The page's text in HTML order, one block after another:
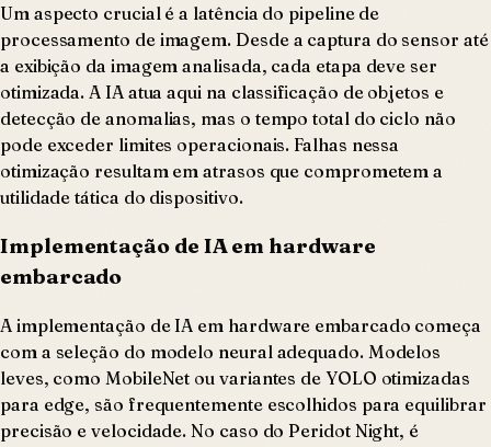
Um aspecto crucial é a latência do pipeline de
processamento de imagem. Desde a captura do sensor até
a exibição da imagem analisada, cada etapa deve ser
otimizada. A IA atua aqui na classificação de objetos e
detecção de anomalias, mas o tempo total do ciclo não
pode exceder limites operacionais. Falhas nessa
otimização resultam em atrasos que comprometem a
utilidade tática do dispositivo.
Implementação de IA em hardware
embarcado
A implementação de IA em hardware embarcado começa
com a seleção do modelo neural adequado. Modelos
leves, como MobileNet ou variantes de YOLO otimizadas
para edge, são frequentemente escolhidos para equilibrar
precisão e velocidade. No caso do Peridot Night, é